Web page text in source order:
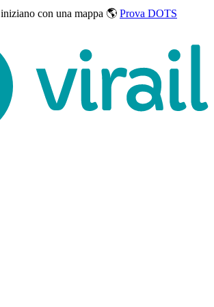
iniziano con una mappa 🌎 Prova DOTS